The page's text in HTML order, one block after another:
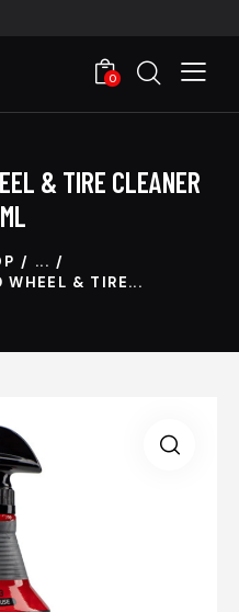
0
& TIRE CLEANER
...
WHEEL & TIRE...